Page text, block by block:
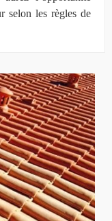
selon les règles de